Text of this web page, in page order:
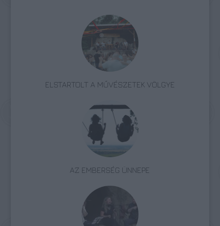
ELSTARTOLT A MŰVÉSZETEK VÖLGYE
AZ EMBERSÉG ÜNNEPE